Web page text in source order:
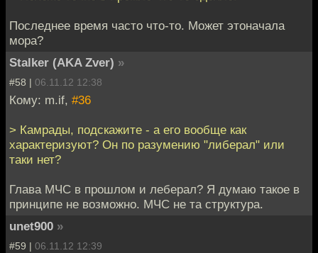
Последнее время часто что-то. Может этоначала
мора?
Stalker (AKA Zver) »
#58 | 06.11.12 12:38
Кому: m.if, #36
> Камрады, подскажите - а его вообще как
характеризуют? Он по разумению "либерал" или
таки нет?
Глава МЧС в прошлом и леберал? Я думаю такое в
принципе не возможно. МЧС не та структура.
unet900 »
#59 | 06.11.12 12:39